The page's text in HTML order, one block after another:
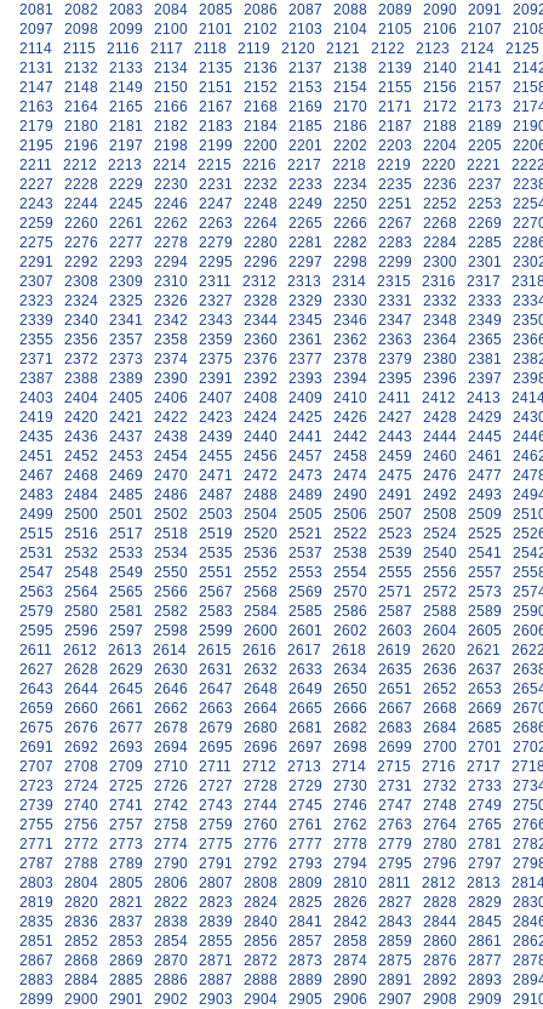
2081
2082 2083 2084 2085 2086 2087 2088 2089 2090 2091
2097
2098 2099 2100 2101 2102 2103 2104 2105 2106 2107
2114
2115 2116 2117 2118 2119 2120 2121 2122 2123 2124
2125
2131
2132 2133 2134 2135 2136 2137 2138 2139 2140 2141
2147
2148 2149 2150 2151 2152 2153 2154 2155 2156 2157
2163
2164 2165 2166 2167 2168 2169 2170 2171 2172 2173
2179
2180 2181 2182 2183 2184 2185 2186 2187 2188 2189
2195
2196 2197 2198 2199 2200 2201 2202 2203 2204 2205
2211
2212 2213 2214 2215 2216 2217 2218 2219 2220 2221
2227
2228 2229 2230 2231 2232 2233 2234 2235 2236 2237
2243
2244 2245 2246 2247 2248 2249 2250 2251 2252 2253
2259
2260 2261 2262 2263 2264 2265 2266 2267 2268 2269
2275
2276 2277 2278 2279 2280 2281 2282 2283 2284 2285
2291
2292 2293 2294 2295 2296 2297 2298 2299 2300 2301
2307
2308 2309 2310 2311 2312 2313 2314 2315 2316 2317
2323
2324 2325 2326 2327 2328 2329 2330 2331 2332 2333
2339
2340 2341 2342 2343 2344 2345 2346 2347 2348 2349
2355
2356 2357 2358 2359 2360 2361 2362 2363 2364 2365
2371
2372 2373 2374 2375 2376 2377 2378 2379 2380 2381
2387
2388 2389 2390 2391 2392 2393 2394 2395 2396 2397
2403
2404 2405 2406 2407 2408 2409 2410 2411 2412 2413
2419
2420 2421 2422 2423 2424 2425 2426 2427 2428 2429
2435
2436 2437 2438 2439 2440 2441 2442 2443 2444 2445
2451
2452 2453 2454 2455 2456 2457 2458 2459 2460 2461
2467
2468 2469 2470 2471 2472 2473 2474 2475 2476 2477
2483
2484 2485 2486 2487 2488 2489 2490 2491 2492 2493
2499
2500 2501 2502 2503 2504 2505 2506 2507 2508 2509
2515
2516 2517 2518 2519 2520 2521 2522 2523 2524 2525
2531
2532 2533 2534 2535 2536 2537 2538 2539 2540 2541
2547
2548 2549 2550 2551 2552 2553 2554 2555 2556 2557
2563
2564 2565 2566 2567 2568 2569 2570 2571 2572 2573
2579
2580 2581 2582 2583 2584 2585 2586 2587 2588 2589
2595
2596 2597 2598 2599 2600 2601 2602 2603 2604 2605
2611
2612 2613 2614 2615 2616 2617 2618 2619 2620 2621
2627
2628 2629 2630 2631 2632 2633 2634 2635 2636 2637
2643
2644 2645 2646 2647 2648 2649 2650 2651 2652 2653
2659
2660 2661 2662 2663 2664 2665 2666 2667 2668 2669
2675
2676 2677 2678 2679 2680 2681 2682 2683 2684 2685
2691
2692 2693 2694 2695 2696 2697 2698 2699 2700 2701
2707
2708 2709 2710 2711 2712 2713 2714 2715 2716 2717
2723
2724 2725 2726 2727 2728 2729 2730 2731 2732 2733
2739
2740 2741 2742 2743 2744 2745 2746 2747 2748 2749
2755
2756 2757 2758 2759 2760 2761 2762 2763 2764 2765
2771
2772 2773 2774 2775 2776 2777 2778 2779 2780 2781
2787
2788 2789 2790 2791 2792 2793 2794 2795 2796 2797
2803
2804 2805 2806 2807 2808 2809 2810 2811 2812 2813
2819
2820 2821 2822 2823 2824 2825 2826 2827 2828 2829
2835
2836 2837 2838 2839 2840 2841 2842 2843 2844 2845
2851
2852 2853 2854 2855 2856 2857 2858 2859 2860 2861
2867
2868 2869 2870 2871 2872 2873 2874 2875 2876 2877
2883
2884 2885 2886 2887 2888 2889 2890 2891 2892 2893
2899
2900 2901 2902 2903 2904 2905 2906 2907 2908 2909